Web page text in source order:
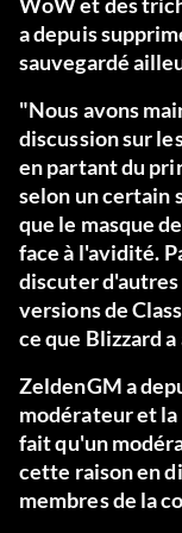
a depuis
sauvegardé
"Nous avons
discussion sur
en partant du
selon un certain
que le masque
face à l'avidité.
discuter
versions de
ce que Blizzard
ZeldenGM a
modérateur et
fait qu'un
cette raison en
membres de la